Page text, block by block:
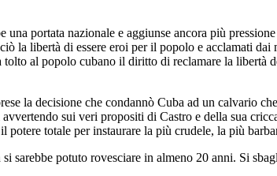
portata nazionale e aggiunse ancora più
la libertà di essere eroi per il popolo e acclamati
al popolo cubano il diritto di reclamare la
la decisione che condannò Cuba ad un calvario
sui veri propositi di Castro e della sua
totale per instaurare la più crudele, la più
sarebbe potuto rovesciare in almeno 20 anni. Si